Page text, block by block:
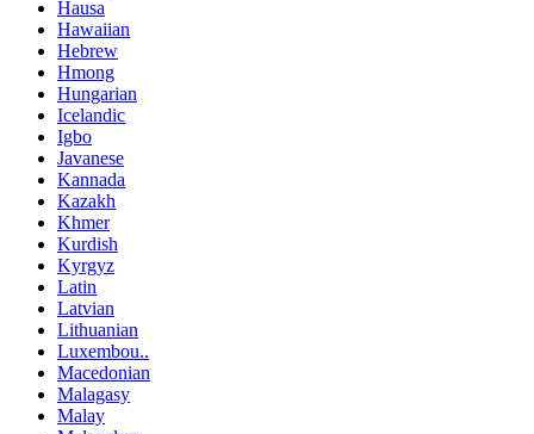
Hausa
Hawaiian
Hebrew
Hmong
Hungarian
Icelandic
Igbo
Javanese
Kannada
Kazakh
Khmer
Kurdish
Kyrgyz
Latin
Latvian
Lithuanian
Luxembou..
Macedonian
Malagasy
Malay